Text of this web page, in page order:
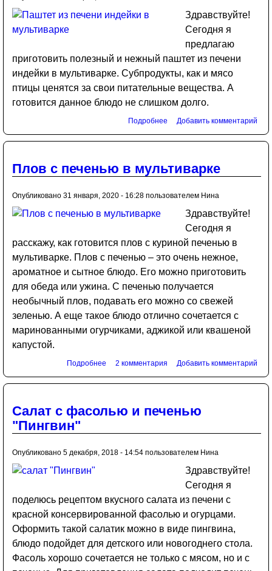
Здравствуйте!
Сегодня я
предлагаю
приготовить полезный и нежный паштет из печени
индейки в мультиварке. Субпродукты, как и мясо
птицы ценятся за свои питательные вещества. А
готовится данное блюдо не слишком долго.
Подробнее Добавить комментарий
Плов с печенью в мультиварке
Опубликовано 31 января, 2020 - 16:28 пользователем Нина
Здравствуйте!
Сегодня я
расскажу, как готовится плов с куриной печенью в
мультиварке. Плов с печенью – это очень нежное,
ароматное и сытное блюдо. Его можно приготовить
для обеда или ужина. С печенью получается
необычный плов, подавать его можно со свежей
зеленью. А еще такое блюдо отлично сочетается с
маринованными огурчиками, аджикой или квашеной
капустой.
Подробнее 2 комментария Добавить комментарий
Салат с фасолью и печенью
"Пингвин"
Опубликовано 5 декабря, 2018 - 14:54 пользователем Нина
Здравствуйте!
Сегодня я
поделюсь рецептом вкусного салата из печени с
красной консервированной фасолью и огурцами.
Оформить такой салатик можно в виде пингвина,
блюдо подойдет для детского или новогоднего стола.
Фасоль хорошо сочетается не только с мясом, но и с